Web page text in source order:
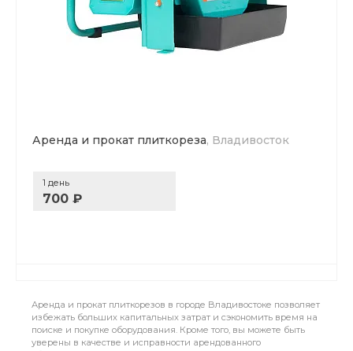
Аренда и прокат плиткореза, Владивосток
1 день
700 ₽
Аренда и прокат плиткорезов в городе Владивостоке позволяет
избежать больших капитальных затрат и сэкономить время на
поиске и покупке оборудования. Кроме того, вы можете быть
уверены в качестве и исправности арендованного